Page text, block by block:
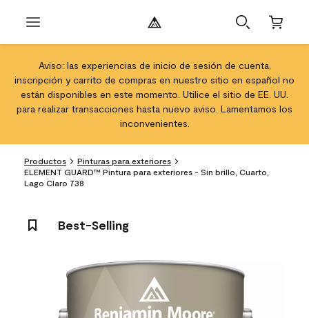
Aviso: las experiencias de inicio de sesión de cuenta,
inscripción y carrito de compras en nuestro sitio en español no
están disponibles en este momento. Utilice el sitio de EE. UU.
para realizar transacciones hasta nuevo aviso. Lamentamos los
inconvenientes.
Productos
Pinturas para exteriores
ELEMENT GUARD™ Pintura para exteriores - Sin brillo, Cuarto,
Lago Claro 738
Best-Selling